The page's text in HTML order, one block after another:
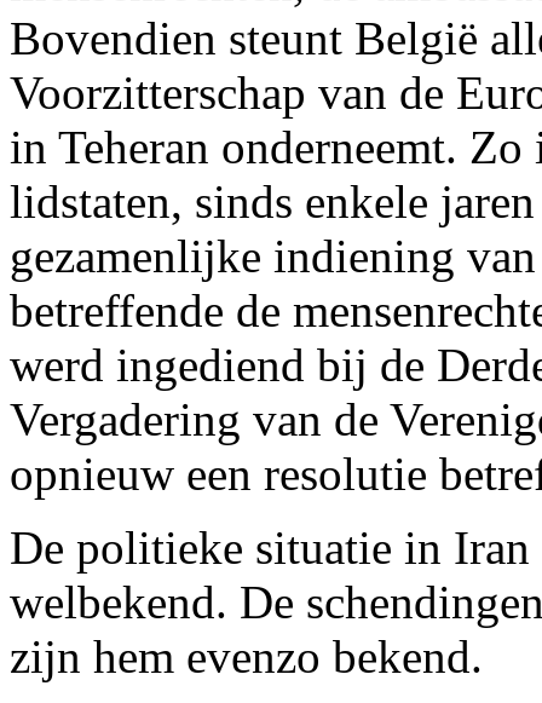
Bovendien steunt België
Voorzitterschap van de
in Teheran onderneemt.
lidstaten, sinds enkele
gezamenlijke indiening
betreffende de
werd ingediend bij de
Vergadering van de
opnieuw een resolutie
De politieke situatie in
welbekend. De
zijn hem evenzo bekend.